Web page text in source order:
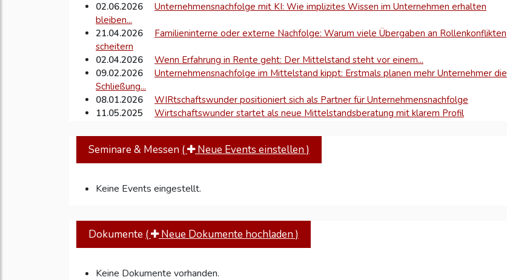
02.06.2026
Unternehmensnachfolge mit KI: Wie implizites Wissen im Unternehmen erhalten
bleiben...
21.04.2026
Familieninterne oder externe Nachfolge: Warum viele Übergaben an Rollenkonflikten
scheitern
02.04.2026
Wenn Erfahrung in Rente geht: Der Mittelstand steht vor einem...
09.02.2026
Unternehmensnachfolge im Mittelstand kippt: Erstmals planen mehr Unternehmer die
Schließung...
08.01.2026
WIRtschaftswunder positioniert sich als Partner für Unternehmensnachfolge
11.05.2025
Wirtschaftswunder startet als neue Mittelstandsberatung mit klarem Profil
Seminare & Messen ( Neue Events einstellen )
Keine Events eingestellt.
Dokumente ( Neue Dokumente hochladen )
Keine Dokumente vorhanden.